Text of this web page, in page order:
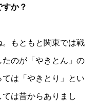
か？
もともと関東では戦
のが「やきとん」の
は「やきとり」とい
は昔からありまし